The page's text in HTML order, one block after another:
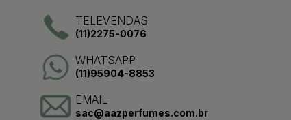
TELEVENDAS
(11)2275-0076
WHATSAPP
(11)95904-8853
EMAIL
sac@aazperfumes.com.br